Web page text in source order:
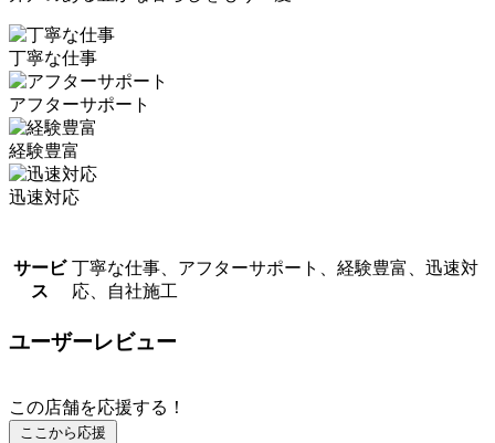
丁寧な仕事
アフターサポート
経験豊富
迅速対応
サービ
ス
丁寧な仕事、アフターサポート、経験豊富、迅速対
応、自社施工
ユーザーレビュー
この店舗を応援する！
ここから応援